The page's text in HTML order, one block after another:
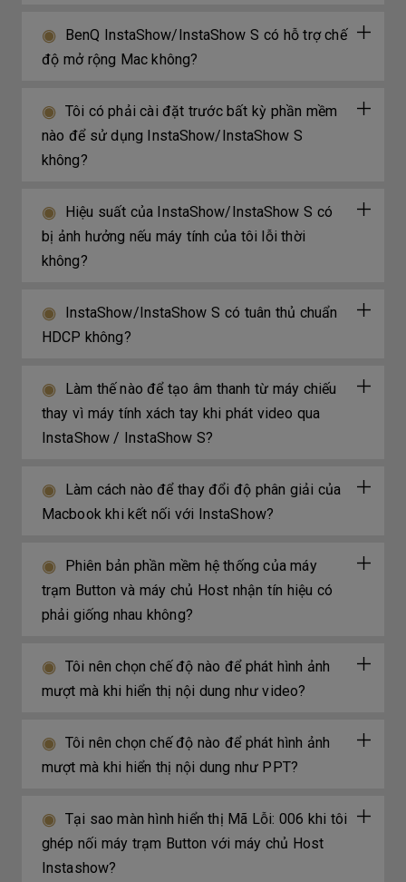
BenQ InstaShow/InstaShow S có hỗ trợ chế
độ mở rộng Mac không?
Tôi có phải cài đặt trước bất kỳ phần mềm
nào để sử dụng InstaShow/InstaShow S
không?
Hiệu suất của InstaShow/InstaShow S có
bị ảnh hưởng nếu máy tính của tôi lỗi thời
không?
InstaShow/InstaShow S có tuân thủ chuẩn
HDCP không?
Làm thế nào để tạo âm thanh từ máy chiếu
thay vì máy tính xách tay khi phát video qua
InstaShow / InstaShow S?
Làm cách nào để thay đổi độ phân giải của
Macbook khi kết nối với InstaShow?
Phiên bản phần mềm hệ thống của máy
trạm Button và máy chủ Host nhận tín hiệu có
phải giống nhau không?
Tôi nên chọn chế độ nào để phát hình ảnh
mượt mà khi hiển thị nội dung như video?
Tôi nên chọn chế độ nào để phát hình ảnh
mượt mà khi hiển thị nội dung như PPT?
Tại sao màn hình hiển thị Mã Lỗi: 006 khi tôi
ghép nối máy trạm Button với máy chủ Host
Instashow?